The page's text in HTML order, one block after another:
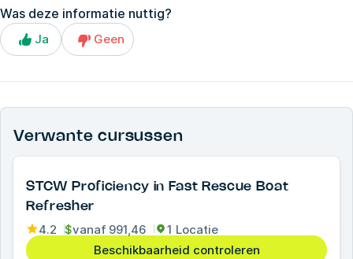
Was deze informatie nuttig?
Ja Geen
Verwante cursussen
STCW Proficiency in Fast Rescue Boat
Refresher
4.2 $vanaf 991,46
1 Locatie
Beschikbaarheid controleren